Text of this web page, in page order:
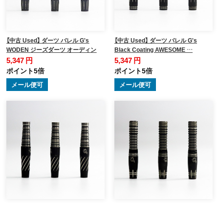
【中古 Used】 ダーツ バレル G's
WODEN ジーズダーツ オーディン
5,347 円
ポイント5倍
メール便可
【中古 Used】 ダーツ バレル G's
Black Coating AWESOME …
5,347 円
ポイント5倍
メール便可